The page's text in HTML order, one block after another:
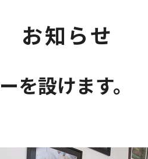
お知らせ
を設けます。